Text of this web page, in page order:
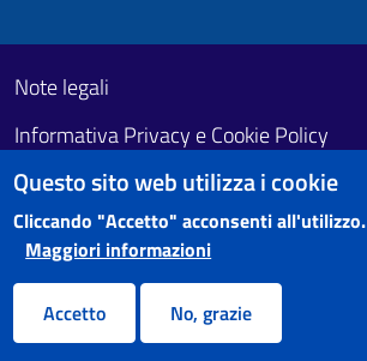
Footer First
Useful links section
Note legali
Informativa Privacy e Cookie Policy
Obiettivi di accessibilità
Questo sito web utilizza i cookie
Cliccando "Accetto" acconsenti all'utilizzo.
Maggiori informazioni
Accetto No, grazie